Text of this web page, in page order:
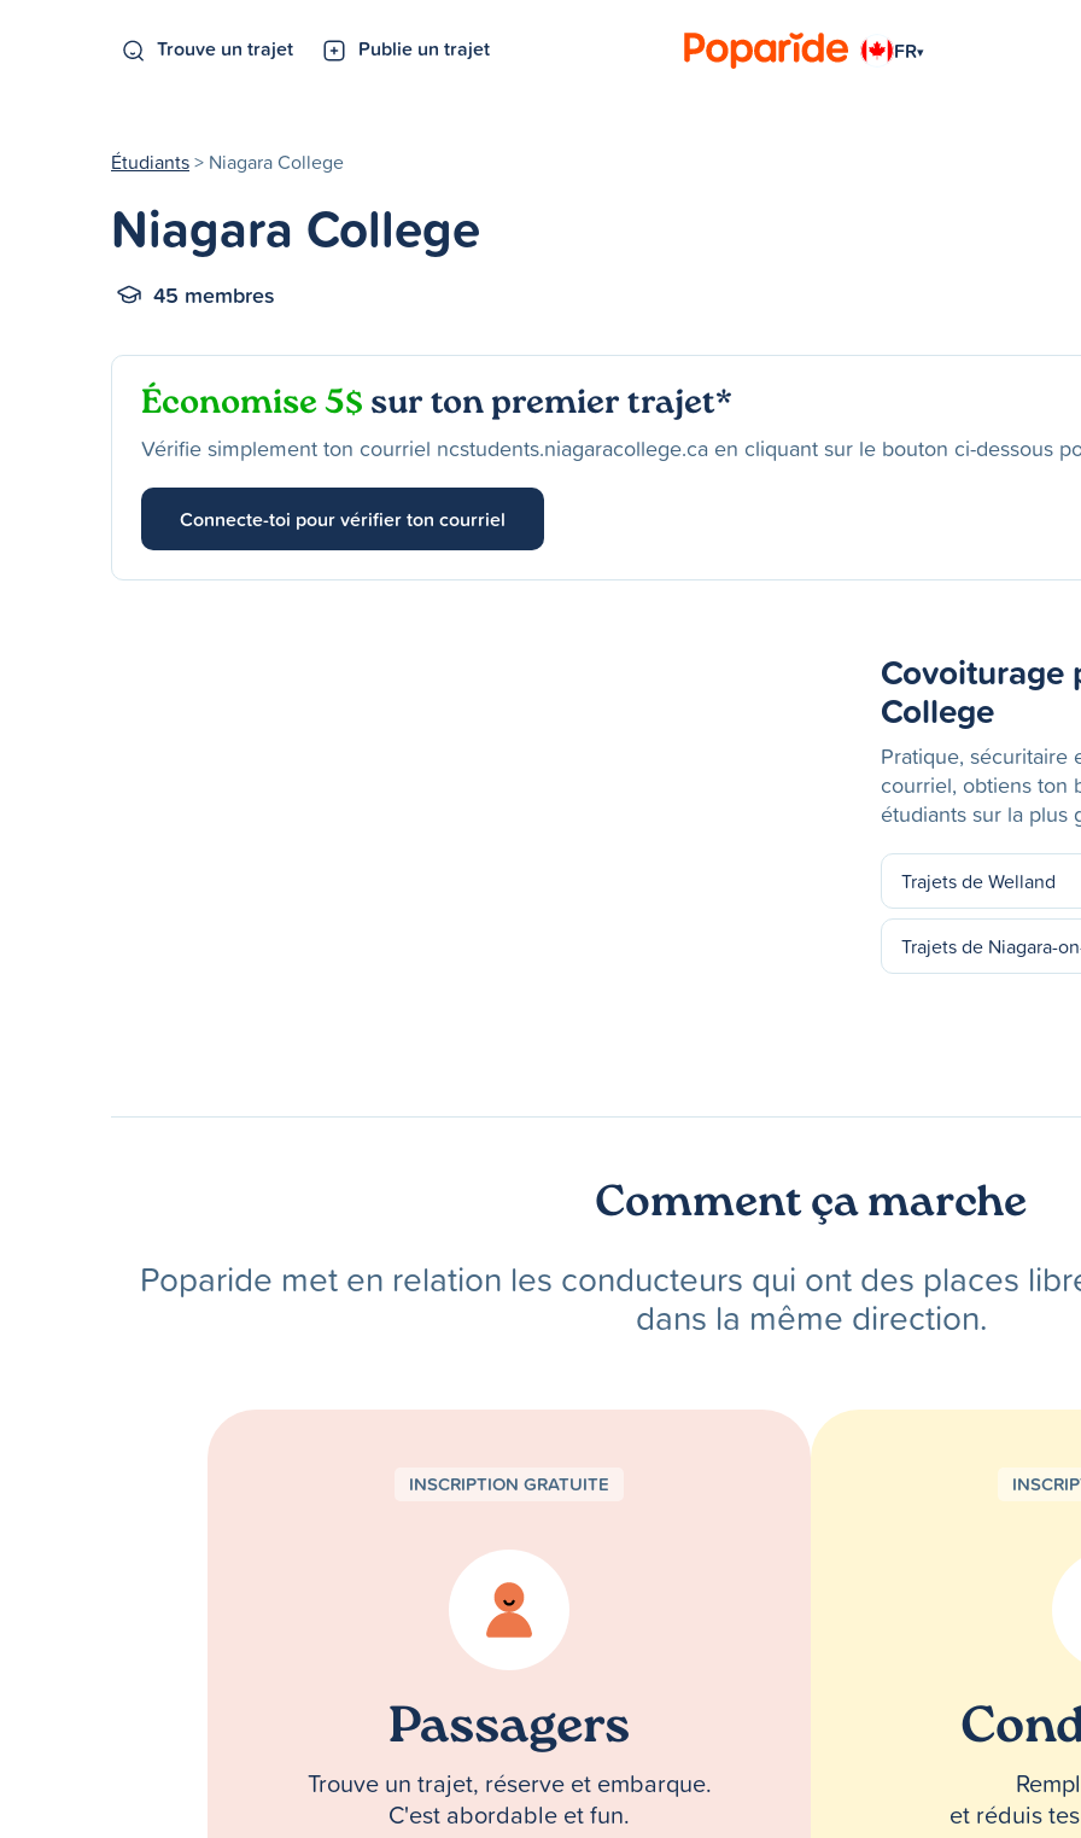
Trouve un trajet Publie un trajet FR▾
Étudiants> Niagara College
Niagara College
45 membres
Économise 5$sur ton premier trajet*
Vérifie simplement ton courriel ncstudents.niagaracollege.ca en cliquant sur le bouton ci-dessous
Connecte-toi pour vérifier ton courriel
Covoiturage
College
Pratique, sécuritaire
courriel, obtiens ton
étudiants sur la plus
Trajets de Welland
Trajets de Niagara-
Comment ça marche
Poparide met en relation les conducteurs qui ont des places
dans la même direction.
INSCRIPTION GRATUITE
Passagers
Trouve un trajet, réserve et embarque.
C'est abordable et fun.
et réduis